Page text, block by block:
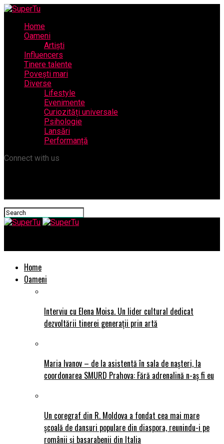
Home
Oameni
Artiști
Influencers
Tinere talente
Povești mari
Diverse
Lifestyle
Evenimente
Curiozități universale
Psihologie
Lansări
Performanță
Connect with us
Home
Oameni
Interviu cu Elena Moisa. Un lider cultural dedicat
dezvoltării tinerei generații prin artă
Maria Ivanov – de la asistentă în sala de nașteri, la
coordonarea SMURD Prahova: Fără adrenalină n-aș fi eu
Un coregraf din R. Moldova a fondat cea mai mare
școală de dansuri populare din diaspora, reunindu-i pe
românii și basarabenii din Italia